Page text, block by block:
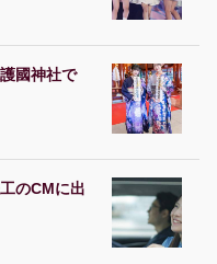
國神社で
のCMに出